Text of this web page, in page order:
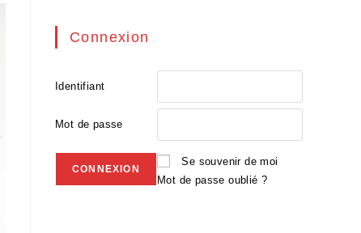
Connexion
Identifiant
Mot de passe
Se souvenir de moi
Mot de passe oublié ?